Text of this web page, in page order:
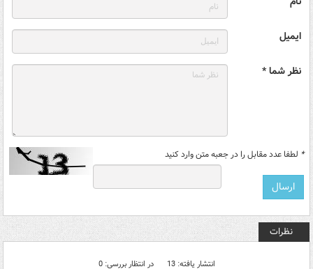
ایمیل
نظر شما *
* لطفا عدد مقابل را در جعبه متن وارد کنید
نظرات
انتشار یافته: 13 در انتظار بررسی: 0